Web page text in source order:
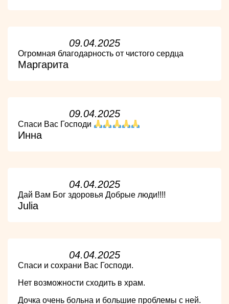
09.04.2025
Огромная благодарность от чистого сердца
Маргарита
09.04.2025
Спаси Вас Господи
Инна
04.04.2025
Дай Вам Бог здоровья Добрые люди!!!!
Julia
04.04.2025
Спаси и сохрани Вас Господи.
Нет возможности сходить в храм.
Дочка очень больна и большие проблемы с ней.